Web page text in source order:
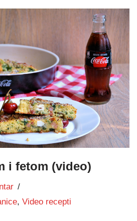
i fetom (video)
, Video recepti